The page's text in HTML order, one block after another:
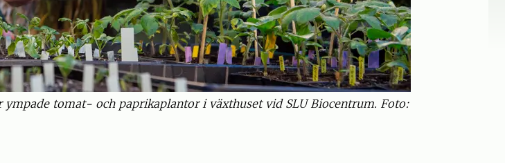
tomat- och paprikaplantor i växthuset vid SLU Biocentrum. Foto: